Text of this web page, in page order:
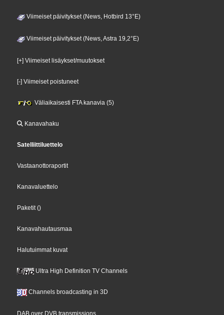
Viimeiset päivitykset (News, Hotbird 13°E)
Viimeiset päivitykset (News, Astra 19,2°E)
[+] Viimeiset lisäykset/muutokset
[-] Viimeiset poistuneet
Väliaikaisesti FTA kanavia (5)
Kanavahaku
Satelliittiluettelo
Vastaanottoraportit
Kanavaluettelo
Paketit()
Kanavahautausmaa
Halutuimmat kuvat
Ultra High Definition TV Channels
Channels broadcasting in 3D